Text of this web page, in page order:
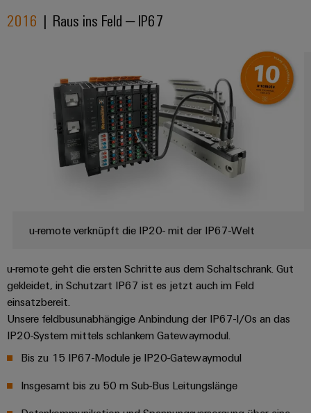
2016 | Raus ins Feld – IP67
u-remote verknüpft die IP20- mit der IP67-Welt
u-remote geht die ersten Schritte aus dem Schaltschrank. Gut
gekleidet, in Schutzart IP67 ist es jetzt auch im Feld
einsatzbereit.
Unsere feldbusunabhängige Anbindung der IP67-I/Os an das
IP20-System mittels schlankem Gatewaymodul.
Bis zu 15 IP67-Module je IP20-Gatewaymodul​
Insgesamt bis zu 50 m Sub-Bus Leitungslänge​